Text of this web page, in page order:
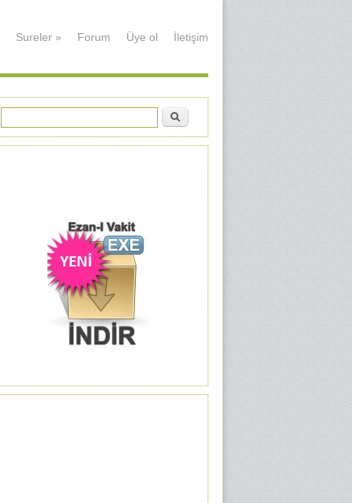
Sureler » Forum Üye ol İletişim
Arama formu
Ara